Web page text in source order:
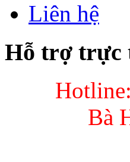
Liên hệ
Hỗ trợ trực
Bà